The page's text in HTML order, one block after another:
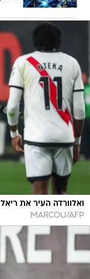
ואלוורדה העיר את
MARCOU/AFP